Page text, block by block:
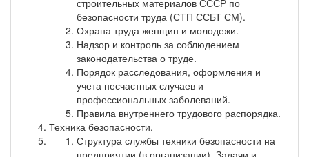
безопасности труда (СТП ССБТ СМ).
Охрана труда женщин и молодежи.
Надзор и контроль за соблюдением
законодательства о труде.
Порядок расследования, оформления и
учета несчастных случаев и
профессиональных заболеваний.
Правила внутреннего трудового распорядка.
Техника безопасности.
Структура службы техники безопасности на
предприятии (в организации). Задачи и